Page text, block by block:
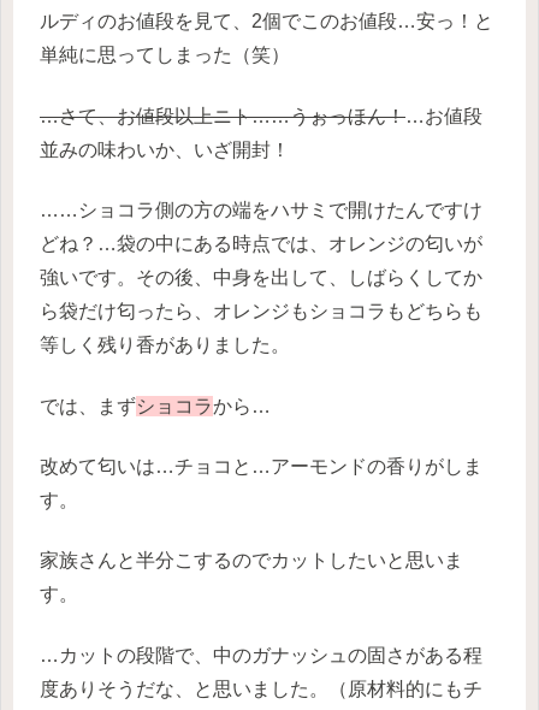
ルディのお値段を見て、2個でこのお値段…安っ！と
単純に思ってしまった（笑）
…さて、お値段以上ニト……うぉっほん！…お値段
並みの味わいか、いざ開封！
……ショコラ側の方の端をハサミで開けたんですけ
どね？…袋の中にある時点では、オレンジの匂いが
強いです。その後、中身を出して、しばらくしてか
ら袋だけ匂ったら、オレンジもショコラもどちらも
等しく残り香がありました。
では、まずショコラから…
改めて匂いは…チョコと…アーモンドの香りがしま
す。
家族さんと半分こするのでカットしたいと思いま
す。
…カットの段階で、中のガナッシュの固さがある程
度ありそうだな、と思いました。（原材料的にもチ